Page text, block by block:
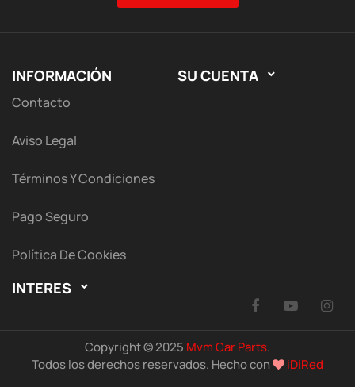
INFORMACIÓN
Contacto
Aviso Legal
Términos Y Condiciones
Pago Seguro
Política De Cookies
SU CUENTA 
INTERES 
Facebook
Copyright © 2025 Mvm Car Parts.
Todos los derechos reservados. Hecho con
iDiRed